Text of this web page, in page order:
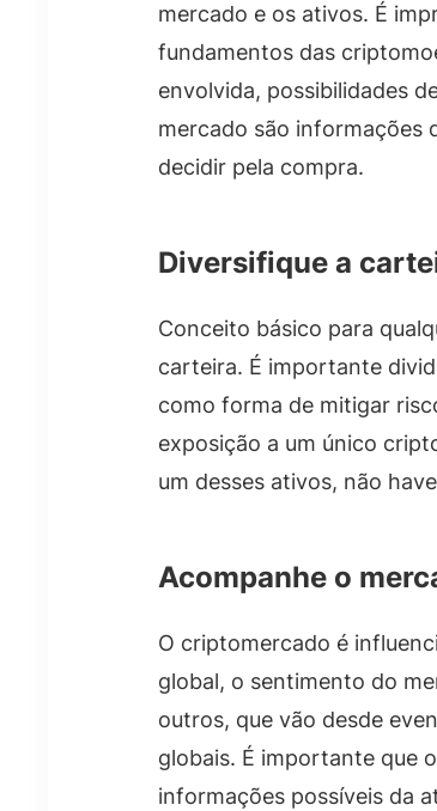
mercado e os ativos. É
fundamentos das
envolvida, possibilidades
mercado são informações
decidir pela compra.
Diversifique a
Conceito básico para
carteira. É importante
como forma de mitigar
exposição a um único
um desses ativos, não
Acompanhe o
O criptomercado é
global, o sentimento do
outros, que vão desde
globais. É importante que
informações possíveis da